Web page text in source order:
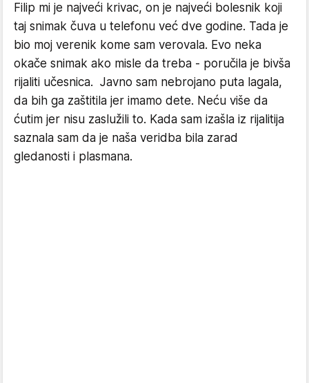
Filip mi je najveći krivac, on je najveći bolesnik koji
taj snimak čuva u telefonu već dve godine. Tada je
bio moj verenik kome sam verovala. Evo neka
okače snimak ako misle da treba - poručila je bivša
rijaliti učesnica. Javno sam nebrojano puta lagala,
da bih ga zaštitila jer imamo dete. Neću više da
ćutim jer nisu zaslužili to. Kada sam izašla iz rijalitija
saznala sam da je naša veridba bila zarad
gledanosti i plasmana.